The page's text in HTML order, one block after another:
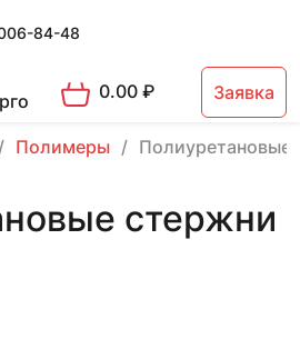
84-48
0.00₽ Заявка
Полимеры Полиуретановые
стержни